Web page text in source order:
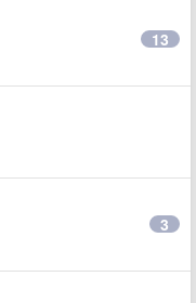
13
3